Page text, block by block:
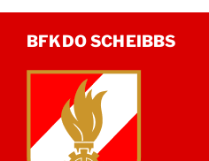
Museum
BFKDO SCHEIBBS